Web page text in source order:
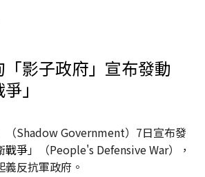
影子政府」宣布發動
」
（Shadow Government）7日宣布發
戰爭」（People's Defensive War），
反抗軍政府。